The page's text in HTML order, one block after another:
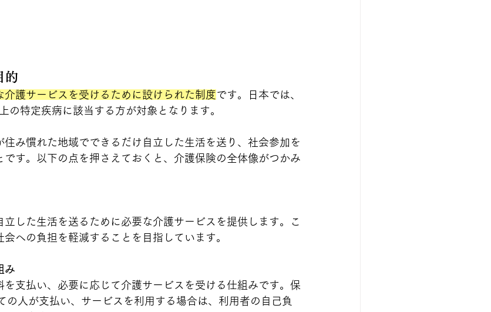
的
介護サービスを受けるために設けられた制度です。日本では、
の特定疾病に該当する方が対象となります。
み慣れた地域でできるだけ自立した生活を送り、社会参加を
す。以下の点を押さえておくと、介護保険の全体像がつかみ
立した生活を送るために必要な介護サービスを提供します。こ
への負担を軽減することを目指しています。
み
を支払い、必要に応じて介護サービスを受ける仕組みです。保
の人が支払い、サービスを利用する場合は、利用者の自己負